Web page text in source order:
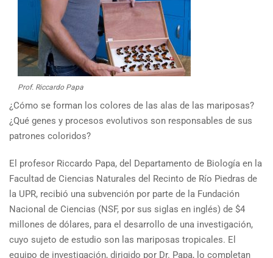
Prof. Riccardo Papa
¿Cómo se forman los colores de las alas de las mariposas?
¿Qué genes y procesos evolutivos son responsables de sus
patrones coloridos?
El profesor Riccardo Papa, del Departamento de Biología en la
Facultad de Ciencias Naturales del Recinto de Río Piedras de
la UPR, recibió una subvención por parte de la Fundación
Nacional de Ciencias (NSF, por sus siglas en inglés) de $4
millones de dólares, para el desarrollo de una investigación,
cuyo sujeto de estudio son las mariposas tropicales. El
equipo de investigación, dirigido por Dr. Papa, lo completan